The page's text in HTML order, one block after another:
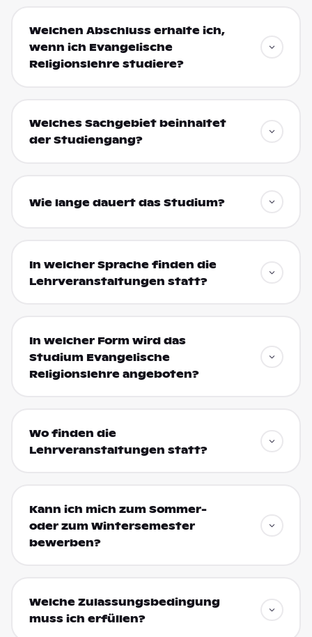
Welchen Abschluss erhalte ich,
wenn ich Evangelische
Religionslehre studiere?
Welches Sachgebiet beinhaltet
der Studiengang?
Wie lange dauert das Studium?
In welcher Sprache finden die
Lehrveranstaltungen statt?
In welcher Form wird das
Studium Evangelische
Religionslehre angeboten?
Wo finden die
Lehrveranstaltungen statt?
Kann ich mich zum Sommer-
oder zum Wintersemester
bewerben?
Welche Zulassungsbedingung
muss ich erfüllen?